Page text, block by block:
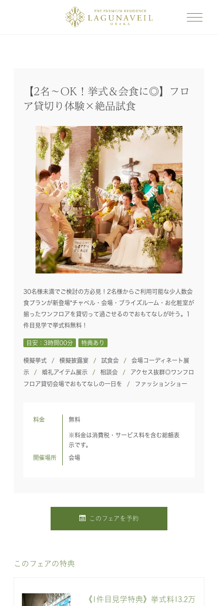
【2名～OK！挙式＆会食に◎】フロ
ア貸切り体験×絶品試食
30名様未満でご検討の方必見！2名様からご利用可能な少人数会
食プランが新登場*チャペル・会場・ブライズルーム・お化粧室が
揃ったワンフロアを貸切って過ごせるのでおもてなしが叶う。1
件目見学で挙式料無料！
目安：3時間00分 特典あり
模擬挙式 模擬披露宴 試食会
会場コーディネート展
示
婚礼アイテム展示 相談会
アクセス抜群◎ワンフロ
フロア貸切会場でおもてなしの一日を
ファッションショー
料金 無料
※料金は消費税・サービス料を含む総額表
示です。
開催場所 会場
このフェアを予約
このフェアの特典
《1件目見学特典》挙式料13.2万